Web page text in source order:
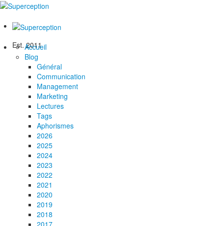
Est. 2011
Accueil
Blog
Général
Communication
Management
Marketing
Lectures
Tags
Aphorismes
2026
2025
2024
2023
2022
2021
2020
2019
2018
2017